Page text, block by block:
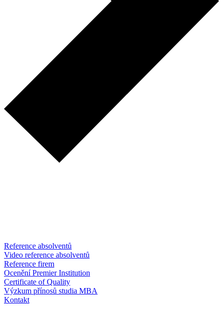
Reference absolventů
Video reference absolventů
Reference firem
Ocenění Premier Institution
Certificate of Quality
Výzkum přínosů studia MBA
Kontakt